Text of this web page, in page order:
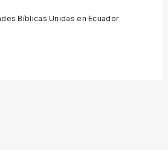
Bíblicas Unidas en Ecuador